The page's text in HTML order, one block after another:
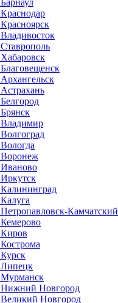
Барнаул
Краснодар
Красноярск
Владивосток
Ставрополь
Хабаровск
Благовещенск
Архангельск
Астрахань
Белгород
Брянск
Владимир
Волгоград
Вологда
Воронеж
Иваново
Иркутск
Калининград
Калуга
Петропавловск-Камчатский
Кемерово
Киров
Кострома
Курск
Липецк
Мурманск
Нижний Новгород
Великий Новгород